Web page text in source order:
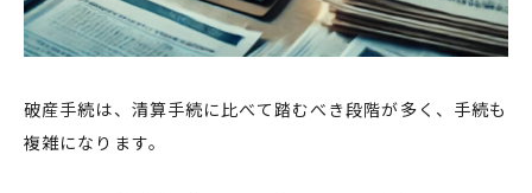
破産手続は、清算手続に比べて踏むべき段階が多く、手続も
複雑になります。